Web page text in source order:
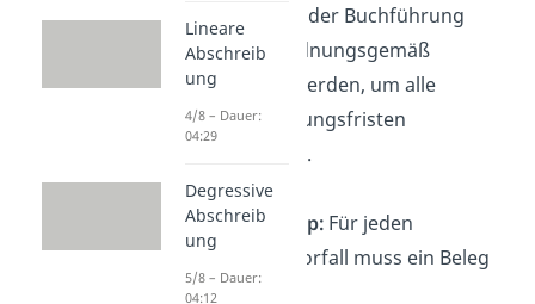
Unterlagen der Buchführung
müssen ordnungsgemäß
archiviert werden, um alle
Aufbewahrungsfristen
einzuhalten.
Belegprinzip: Für jeden
Geschäftsvorfall muss ein Beleg
vorliegen.
Lineare
Abschreib
ung
4/8 – Dauer:
04:29
Degressive
Abschreib
ung
5/8 – Dauer:
04:12